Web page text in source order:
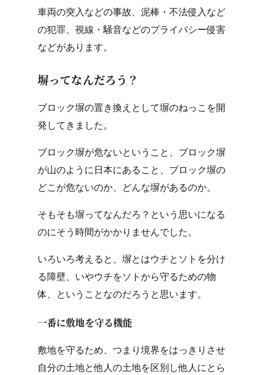
車両の突入などの事故、泥棒・不法侵入など
の犯罪、視線・騒音などのプライバシー侵害
などがあります。
塀ってなんだろう？
ブロック塀の置き換えとして塀のねっこを開
発してきました。
ブロック塀が危ないということ、ブロック塀
が山のように日本にあること、ブロック塀の
どこが危ないのか、どんな塀があるのか。
そもそも塀ってなんだろ？という思いになる
のにそう時間がかかりませんでした。
いろいろ考えると、塀とはウチとソトを分け
る障壁、いやウチをソトから守るための物
体、ということなのだろうと思います。
一番に敷地を守る機能
敷地を守るため、つまり境界をはっきりさせ
自分の土地と他人の土地を区別し他人にとら